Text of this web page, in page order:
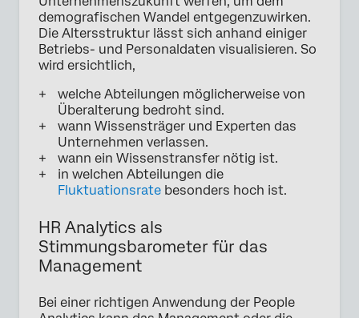
demografischen Wandel entgegenzuwirken.
Die Altersstruktur lässt sich anhand einiger
Betriebs- und Personaldaten visualisieren. So
wird ersichtlich,
welche Abteilungen möglicherweise von
Überalterung bedroht sind.
wann Wissensträger und Experten das
Unternehmen verlassen.
wann ein Wissenstransfer nötig ist.
in welchen Abteilungen die
Fluktuationsrate besonders hoch ist.
HR Analytics als
Stimmungsbarometer für das
Management
Bei einer richtigen Anwendung der People